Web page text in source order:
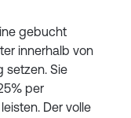
gebucht
innerhalb von
setzen. Sie
per
Der volle